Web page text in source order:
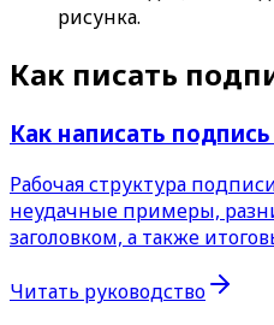
рисунка.
Как писать
Как написать
Рабочая структура
неудачные примеры,
заголовком, а также
Читать руководство